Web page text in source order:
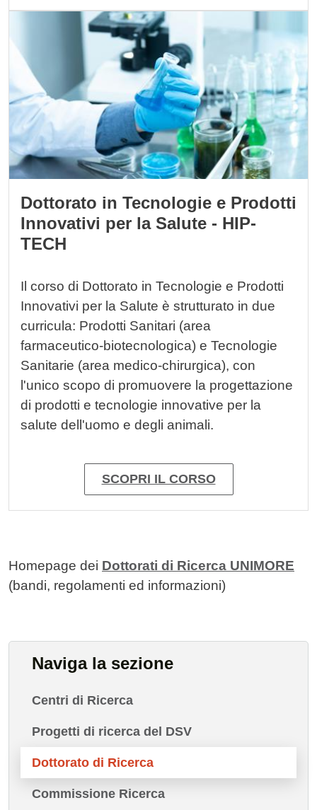
Dottorato in Tecnologie e Prodotti
Innovativi per la Salute - HIP-
TECH
Il corso di Dottorato in Tecnologie e Prodotti
Innovativi per la Salute è strutturato in due
curricula: Prodotti Sanitari (area
farmaceutico-biotecnologica) e Tecnologie
Sanitarie (area medico-chirurgica), con
l'unico scopo di promuovere la progettazione
di prodotti e tecnologie innovative per la
salute dell'uomo e degli animali.
SCOPRI IL CORSO
Homepage dei Dottorati di Ricerca UNIMORE
(bandi, regolamenti ed informazioni)
Naviga la sezione
Centri di Ricerca
Progetti di ricerca del DSV
Dottorato di Ricerca
Commissione Ricerca